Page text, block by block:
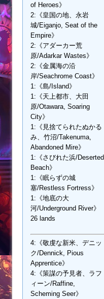
of Heroes》
2:《皇国の地、永岩
城/Eiganjo, Seat of the
Empire》
2:《アダーカー荒
原/Adarkar Wastes》
2:《金属海の沿
岸/Seachrome Coast》
1:《島/Island》
1:《天上都市、大田
原/Otawara, Soaring
City》
1:《見捨てられたぬかる
み、竹沼/Takenuma,
Abandoned Mire》
1:《さびれた浜/Deserted
Beach》
1:《眠らずの城
塞/Restless Fortress》
1:《地底の大
河/Underground River》
26 lands
4:《敬虔な新米、デニッ
ク/Dennick, Pious
Apprentice》
4:《策謀の予見者、ラフ
ィーン/Raffine,
Scheming Seer》